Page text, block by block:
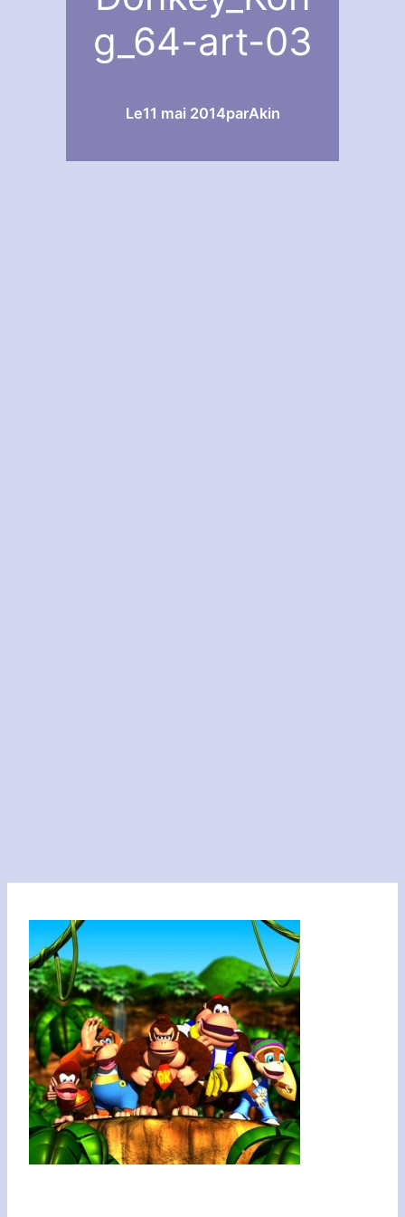
g_64-art-03
Le11 mai 2014parAkin